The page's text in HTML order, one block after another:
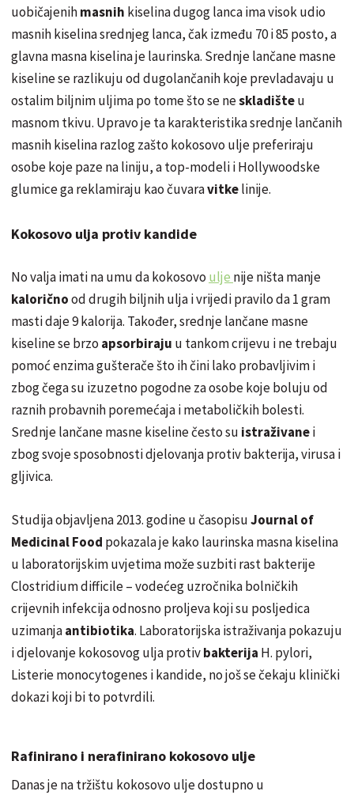
uobičajenihmasnih kiselina dugog lanca ima visok udio
masnih kiselina srednjeg lanca, čak između 70 i 85 posto, a
glavna masna kiselina je laurinska. Srednje lančane masne
kiseline se razlikuju od dugolančanih koje prevladavaju u
ostalim biljnim uljima po tome što se neskladišteu
masnom tkivu. Upravo je ta karakteristika srednje lančanih
masnih kiselina razlog zašto kokosovo ulje preferiraju
osobe koje paze na liniju, a top-modeli i Hollywoodske
glumice ga reklamiraju kao čuvaravitkelinije.
Kokosovo ulja protiv kandide
No valja imati na umu da kokosovo ulje nije ništa manje
kaloričnood drugih biljnih ulja i vrijedi pravilo da 1 gram
masti daje 9 kalorija. Također, srednje lančane masne
kiseline se brzo apsorbiraju u tankom crijevu i ne trebaju
pomoć enzima gušterače što ih čini lako probavljivim i
zbog čega su izuzetno pogodne za osobe koje boluju od
raznih probavnih poremećaja i metaboličkih bolesti.
Srednje lančane masne kiseline često su istraživanei
zbog svoje sposobnosti djelovanja protiv bakterija, virusa i
gljivica.
Studija objavljena 2013. godine u časopisuJournal of
Medicinal Food pokazala je kako laurinska masna kiselina
u laboratorijskim uvjetima može suzbiti rast bakterije
Clostridium difficile – vodećeg uzročnika bolničkih
crijevnih infekcija odnosno proljeva koji su posljedica
uzimanjaantibiotika. Laboratorijska istraživanja pokazuju
i djelovanje kokosovog ulja protivbakterija H. pylori,
Listerie monocytogenes i kandide, no još se čekaju klinički
dokazi koji bi to potvrdili.
Rafinirano i nerafinirano kokosovo ulje
Danas je na tržištu kokosovo ulje dostupno u